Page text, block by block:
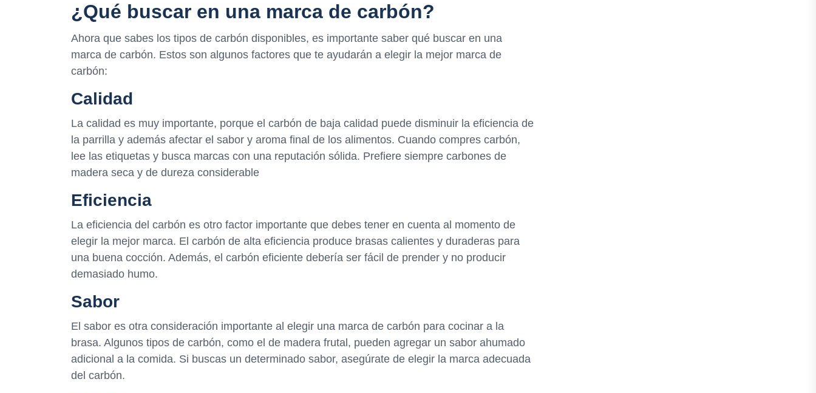
¿Qué buscar en una marca de carbón?
Ahora que sabes los tipos de carbón disponibles, es importante saber qué buscar en una
marca de carbón. Estos son algunos factores que te ayudarán a elegir la mejor marca de
carbón:
Calidad
La calidad es muy importante, porque el carbón de baja calidad puede disminuir la eficiencia de
la parrilla y además afectar el sabor y aroma final de los alimentos. Cuando compres carbón,
lee las etiquetas y busca marcas con una reputación sólida. Prefiere siempre carbones de
madera seca y de dureza considerable
Eficiencia
La eficiencia del carbón es otro factor importante que debes tener en cuenta al momento de
elegir la mejor marca. El carbón de alta eficiencia produce brasas calientes y duraderas para
una buena cocción. Además, el carbón eficiente debería ser fácil de prender y no producir
demasiado humo.
Sabor
El sabor es otra consideración importante al elegir una marca de carbón para cocinar a la
brasa. Algunos tipos de carbón, como el de madera frutal, pueden agregar un sabor ahumado
adicional a la comida. Si buscas un determinado sabor, asegúrate de elegir la marca adecuada
del carbón.